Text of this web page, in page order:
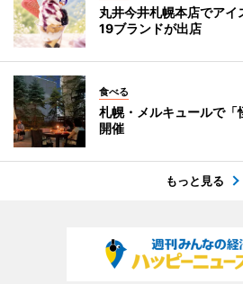
丸井今井札幌本店でア
19ブランドが出店
食べる
札幌・メルキュールで
開催
もっと見る